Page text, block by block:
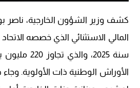
كشف وزير الشؤون الخارجية، ناصر
المالي الاستثنائي الذي خصصه
سنة 2025،
الأوراش الوطنية ذات الأولوية.